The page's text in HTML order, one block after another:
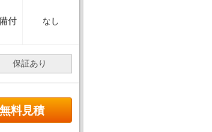
付 なし
保証あり
料見積